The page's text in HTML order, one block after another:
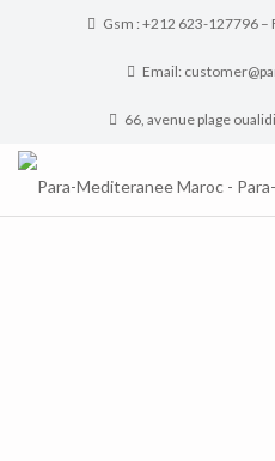
Gsm : +212 623-127796 –
Email:
66, avenue plage